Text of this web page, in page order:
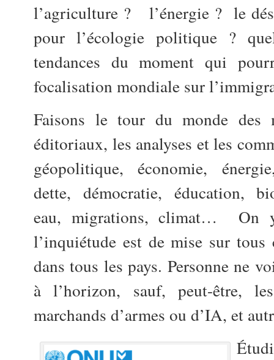
l’agriculture ? l’énergie ? le
pour l’écologie politique ?
tendances du moment qui
focalisation mondiale sur
Faisons le tour du monde des
éditoriaux, les analyses et les
géopolitique, économie,
dette, démocratie, éducation,
eau, migrations, climat… On
l’inquiétude est de mise sur
dans tous les pays. Personne ne
à l’horizon, sauf, peut-être,
marchands d’armes ou d’IA, et